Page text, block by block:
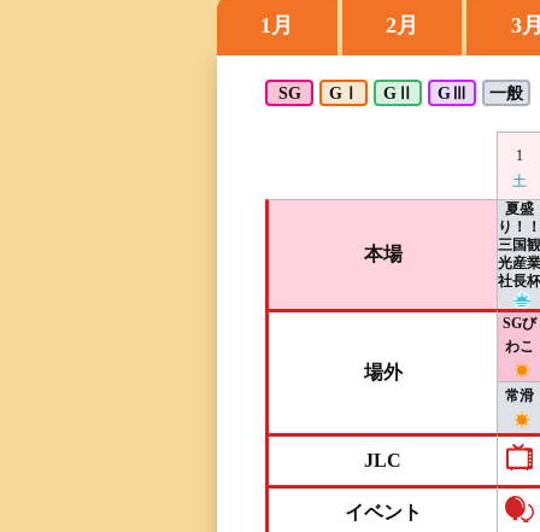
出場予定選手データ
レース展望
出走表・前日予想
モーター抽選結果・
前検タイムランキン
得点率ランキング
進入コース別選手成
1月 2月 3
SG GⅠ GⅡ GⅢ 一般
1
土
本場
夏盛
り！！
三国観
光産業
社長杯
場外
SGび
わこ
常滑
JLC
イベント